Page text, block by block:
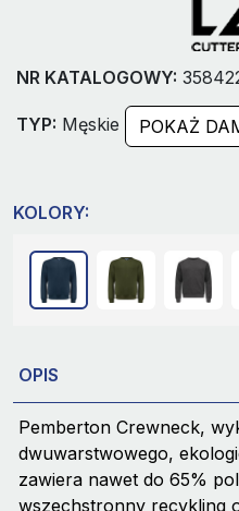
NR KATALOGOWY:
TYP: Męskie POKAŻ
KOLORY:
OPIS
Pemberton Crewneck,
dwuwarstwowego,
zawiera nawet do 65%
wszechstronny recykling